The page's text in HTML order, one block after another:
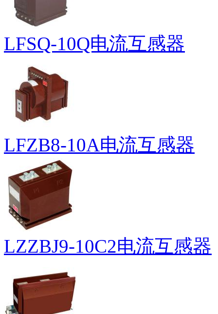
LFSQ-10Q电流互感器
LFZB8-10A电流互感器
LZZBJ9-10C2电流互感器